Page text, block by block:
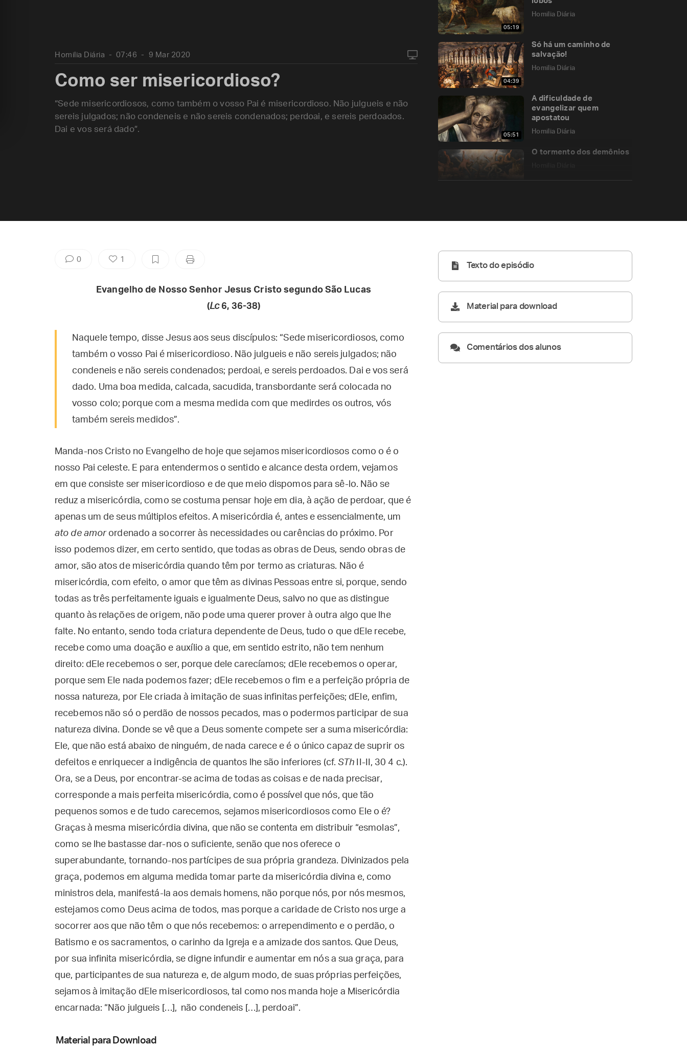
05:19
Homilia Diária
04:39
Só há um caminho de
salvação!
Homilia Diária
05:51
A dificuldade de
evangelizar quem
apostatou
Homilia Diária
O tormento dos demônios
Homilia Diária 07:46 9 Mar 2020
Como ser misericordioso?
“Sede misericordiosos, como também o vosso Pai é misericordioso. Não julgueis e não
sereis julgados; não condeneis e não sereis condenados; perdoai, e sereis perdoados.
Dai e vos será dado”.
0 1
Evangelho de Nosso Senhor Jesus Cristo segundo São Lucas
(Lc6, 36-38)
Naquele tempo, disse Jesus aos seus discípulos: “Sede misericordiosos, como
também o vosso Pai é misericordioso. Não julgueis e não sereis julgados; não
condeneis e não sereis condenados; perdoai, e sereis perdoados. Dai e vos será
dado. Uma boa medida, calcada, sacudida, transbordante será colocada no
vosso colo; porque com a mesma medida com que medirdes os outros, vós
também sereis medidos”.
Manda-nos Cristo no Evangelho de hoje que sejamos misericordiosos como o é o
nosso Pai celeste. E para entendermos o sentido e alcance desta ordem, vejamos
em que consiste ser misericordioso e de que meio dispomos para sê-lo. Não se
reduz a misericórdia, como se costuma pensar hoje em dia, à ação de perdoar, que é
apenas um de seus múltiplos efeitos. A misericórdia é, antes e essencialmente, um
ato de amorordenado a socorrer às necessidades ou carências do próximo. Por
isso podemos dizer, em certo sentido, que todas as obras de Deus, sendo obras de
amor, são atos de misericórdia quando têm por termo as criaturas. Não é
misericórdia, com efeito, o amor que têm as divinas Pessoas entre si, porque, sendo
todas as três perfeitamente iguais e igualmente Deus, salvo no que as distingue
quanto às relações de origem, não pode uma querer prover à outra algo que lhe
falte. No entanto, sendo toda criatura dependente de Deus, tudo o que dEle recebe,
recebe como uma doação e auxílio a que, em sentido estrito, não tem nenhum
direito: dEle recebemos o ser, porque dele carecíamos; dEle recebemos o operar,
porque sem Ele nada podemos fazer; dEle recebemos o fim e a perfeição própria de
nossa natureza, por Ele criada à imitação de suas infinitas perfeições; dEle, enfim,
recebemos não só o perdão de nossos pecados, mas o podermos participar de sua
natureza divina. Donde se vê que a Deus somente compete ser a suma misericórdia:
Ele, que não está abaixo de ninguém, de nada carece e é o único capaz de suprir os
defeitos e enriquecer a indigência de quantos lhe são inferiores (cf.STh II-II, 30 4 c.).
Ora, se a Deus, por encontrar-se acima de todas as coisas e de nada precisar,
corresponde a mais perfeita misericórdia, como é possível que nós, que tão
pequenos somos e de tudo carecemos, sejamos misericordiosos como Ele o é?
Graças à mesma misericórdia divina, que não se contenta em distribuir “esmolas”,
como se lhe bastasse dar-nos o suficiente, senão que nos oferece o
superabundante, tornando-nos partícipes de sua própria grandeza. Divinizados pela
graça, podemos em alguma medida tomar parte da misericórdia divina e, como
ministros dela, manifestá-la aos demais homens, não porque nós, por nós mesmos,
estejamos como Deus acima de todos, mas porque a caridade de Cristo nos urge a
socorrer aos que não têm o que nós recebemos: o arrependimento e o perdão, o
Batismo e os sacramentos, o carinho da Igreja e a amizade dos santos. Que Deus,
por sua infinita misericórdia, se digne infundir e aumentar em nós a sua graça, para
que, participantes de sua natureza e, de algum modo, de suas próprias perfeições,
sejamos à imitação dEle misericordiosos, tal como nos manda hoje a Misericórdia
encarnada: “Não julgueis […], não condeneis […], perdoai”.
Material para Download
Texto do episódio
Material para download
Comentários dos alunos